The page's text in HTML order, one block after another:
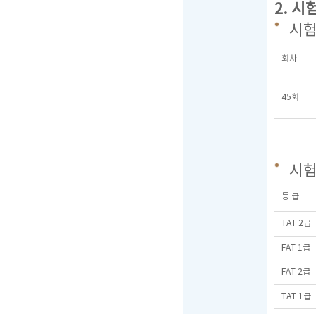
2. 시
시
회차
45회
시
등 급
TAT 2급
FAT 1급
FAT 2급
TAT 1급